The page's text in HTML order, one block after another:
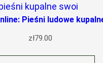
Pieśni ludowe
zł79.00